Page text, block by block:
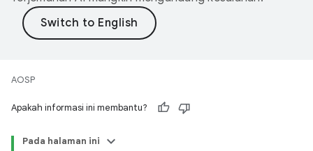
AOSP
Apakah informasi ini membantu?
Pada halaman ini